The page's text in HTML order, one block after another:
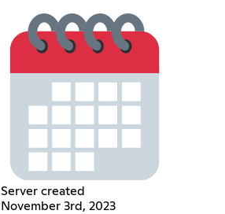
Server created
November 3rd, 2023